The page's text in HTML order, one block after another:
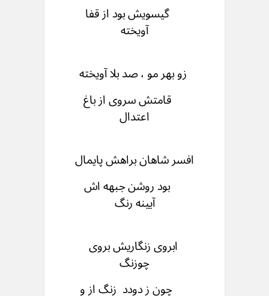
گیسویش بود از قفا
آویخته
زو بهر مو ، صد بلا آویخته
قامتش سروی از باغ
اعتدال
افسر شاهان براهش پایمال
بود روشن جبهه اش
آیینه رنگ
ابروی زنگاریش بروی
چوزنگ
چون ز دودد زنگ از و